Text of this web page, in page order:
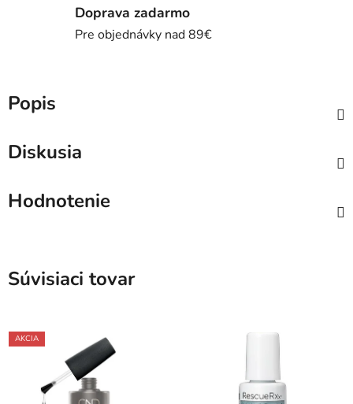
Doprava zadarmo
Pre objednávky nad 89€
Popis
Diskusia
Hodnotenie
Súvisiaci tovar
AKCIA